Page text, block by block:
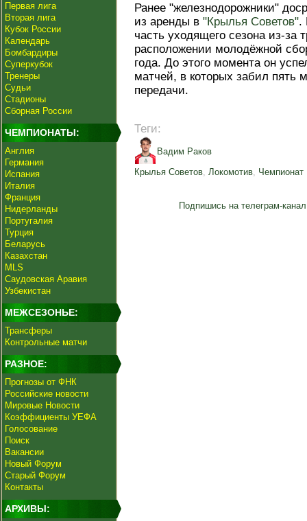
Первая лига
Вторая лига
Кубок России
Календарь
Бомбардиры
Суперкубок
Тренеры
Судьи
Стадионы
Сборная России
ЧЕМПИОНАТЫ:
Англия
Германия
Испания
Италия
Франция
Нидерланды
Португалия
Турция
Беларусь
Казахстан
MLS
Саудовская Аравия
Узбекистан
МЕЖСЕЗОНЬЕ:
Трансферы
Контрольные матчи
РАЗНОЕ:
Прогнозы от ФНК
Российские новости
Мировые Новости
Коэффициенты УЕФА
Голосование
Поиск
Вакансии
Новый Форум
Старый Форум
Контакты
АРХИВЫ:
Ранее "железнодорожники"
из аренды в "Крылья Советов".
часть уходящего сезона из-за
расположении молодёжной
года. До этого момента он
матчей, в которых забил пять
передачи.
Теги:
Вадим Раков
Крылья Советов, Локомотив, Чемпионат
Подпишись на телеграм-